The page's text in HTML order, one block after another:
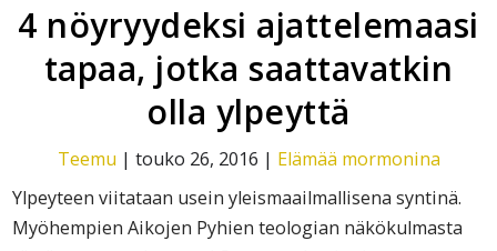
4 nöyryydeksi ajattelemaasi
tapaa, jotka saattavatkin
olla ylpeyttä
Teemu | touko 26, 2016 | Elämää mormonina
Ylpeyteen viitataan usein yleismaailmallisena syntinä.
Myöhempien Aikojen Pyhien teologian näkökulmasta